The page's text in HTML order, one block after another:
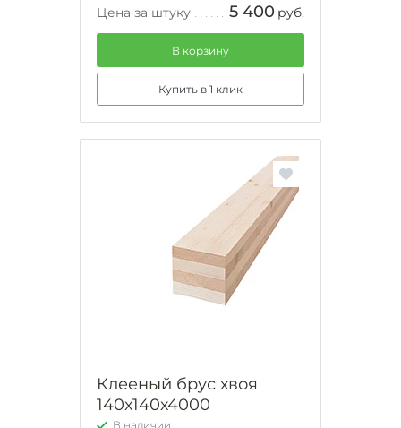
Цена за штуку
5 400 руб.
В корзину
Купить в 1 клик
Клееный брус хвоя
140х140х4000
В наличии